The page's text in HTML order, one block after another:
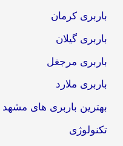
باربری کرمان
باربری گیلان
باربری مرجغل
باربری ملارد
بهترین باربری های مشهد
تکنولوژی